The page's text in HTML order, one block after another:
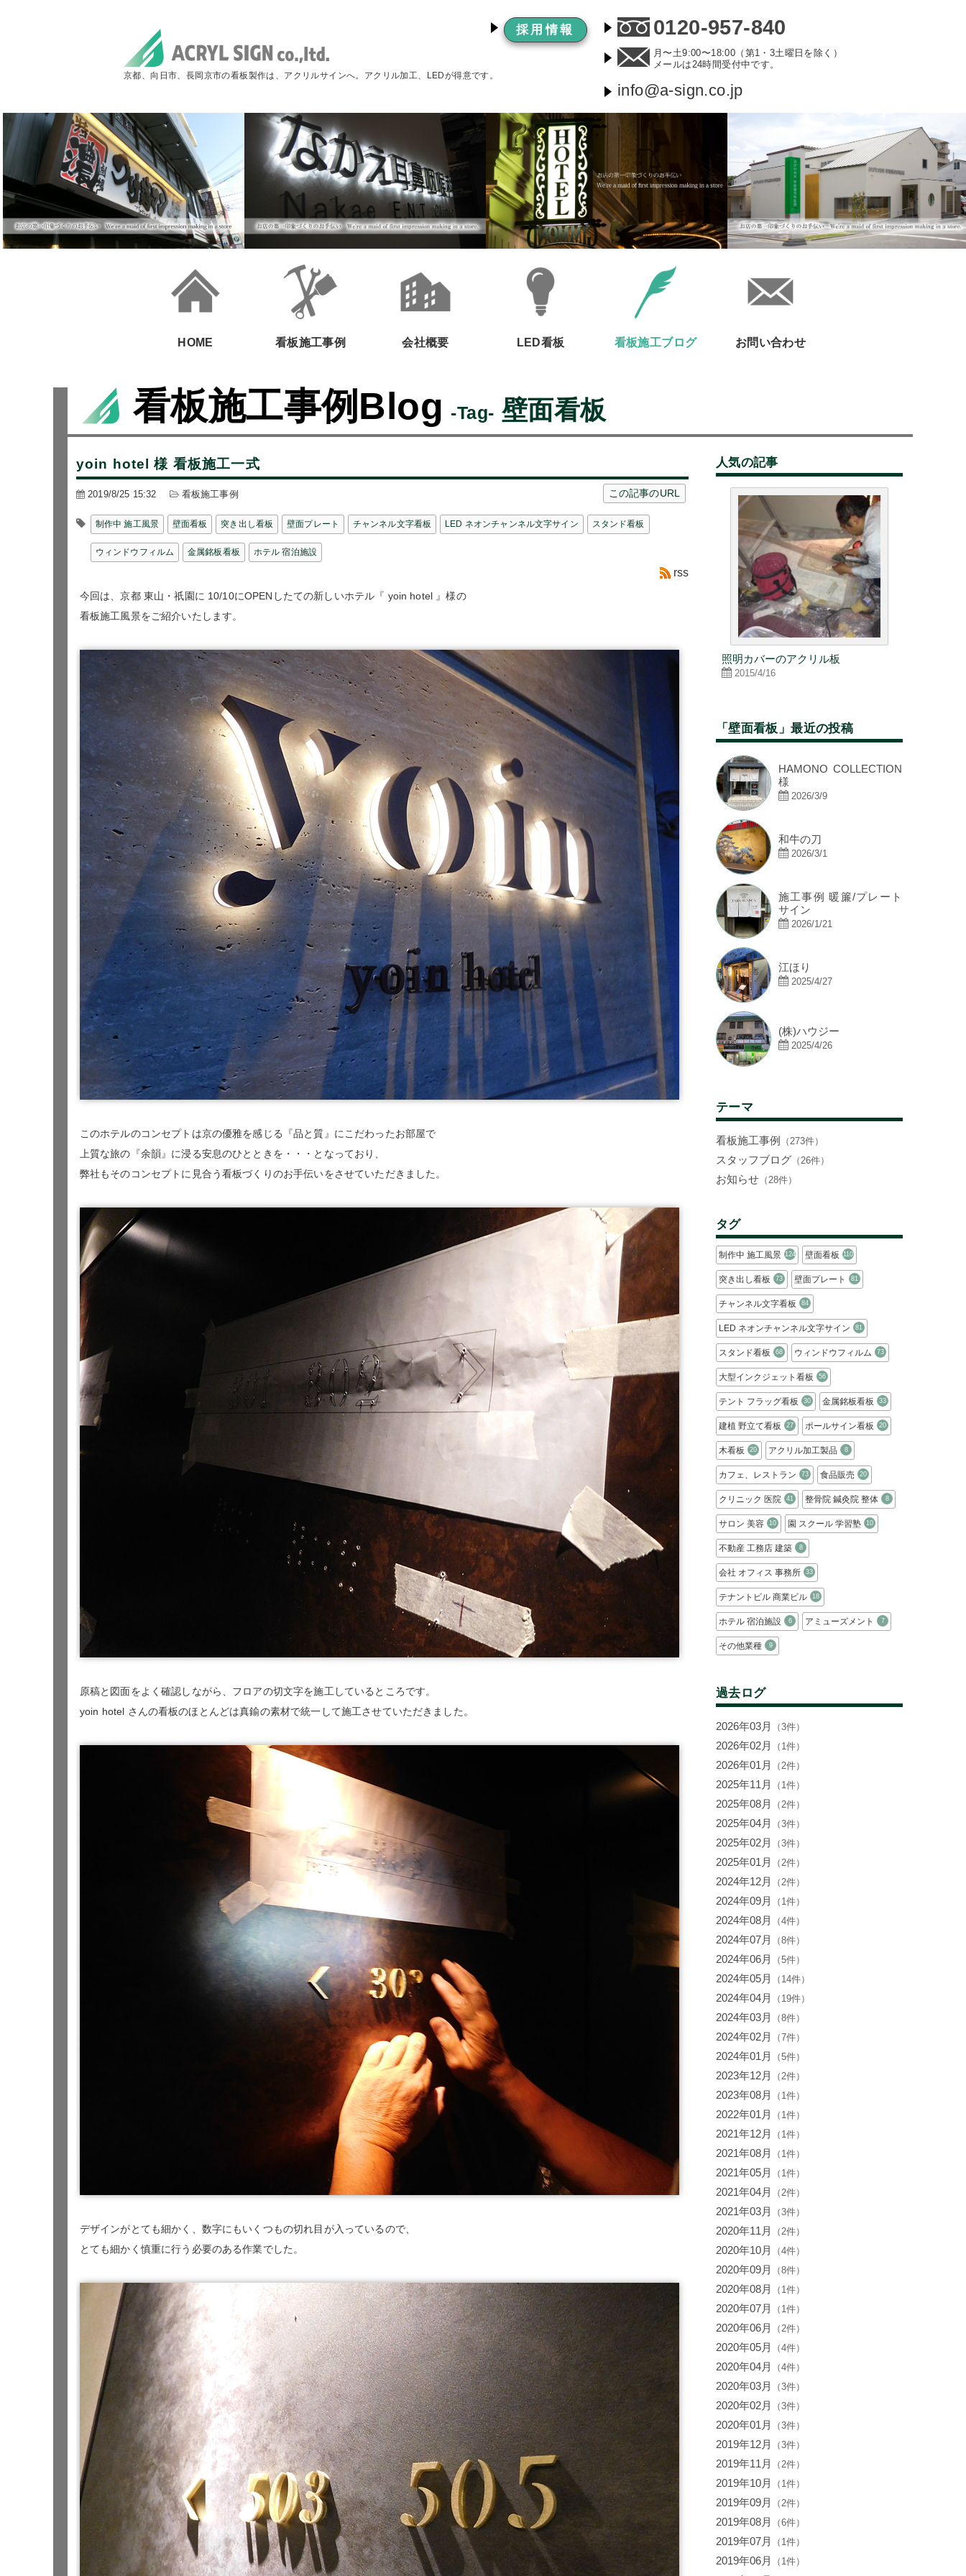
京都、向日市、長岡京市の看板製作は、アクリルサインへ。アクリル加工、LEDが得意です。
0120-957-840
月〜土9:00〜18:00（第1・3土曜日を除く）
メールは24時間受付中です。
info@a-sign.co.jp
採用情報
HOME 看板施工事例 会社概要 LED看板 看板施工ブログ お問い合わせ
看板施工事例Blog -Tag- 壁面看板
yoin hotel 様 看板施工一式
この記事のURL
2019/8/25 15:32 看板施工事例
制作中 施工風景 壁面看板 突き出し看板 壁面プレート チャンネル文字看板 LED ネオンチャンネル文字サイン スタンド看板
ウィンドウフィルム 金属銘板看板 ホテル 宿泊施設
rss
今回は、京都 東山・祇園に 10/10にOPENしたての新しいホテル『 yoin hotel 』様の
看板施工風景をご紹介いたします。
このホテルのコンセプトは京の優雅を感じる『品と質』にこだわったお部屋で
上質な旅の『余韻』に浸る安息のひとときを・・・となっており、
弊社もそのコンセプトに見合う看板づくりのお手伝いをさせていただきました。
原稿と図面をよく確認しながら、フロアの切文字を施工しているところです。
yoin hotel さんの看板のほとんどは真鍮の素材で統一して施工させていただきました。
デザインがとても細かく、数字にもいくつもの切れ目が入っているので、
とても細かく慎重に行う必要のある作業でした。
人気の記事
のじりホールさま 建植看板設置
2017/7/2
かい鍼灸整骨院 様 看板施工 照明カバーのアクリル板
2015/4/16
「壁面看板」最近の投稿
HAMONO COLLECTION
様
2026/3/9
和牛の刀
2026/3/1
施工事例 暖簾/プレート
サイン
2026/1/21
江ほり
2025/4/27
(株)ハウジー
2025/4/26
テーマ
看板施工事例 （273件）
スタッフブログ （26件）
お知らせ（28件）
タグ
制作中 施工風景 124 壁面看板 110
突き出し看板 73 壁面プレート 81
チャンネル文字看板 84
LED ネオンチャンネル文字サイン 81
スタンド看板 68 ウィンドウフィルム 73
大型インクジェット看板 56
テント フラッグ看板 30 金属銘板看板 33
建植 野立て看板 27 ポールサイン看板 20
木看板 20 アクリル加工製品 8
カフェ、レストラン 73 食品販売 20
クリニック 医院 41 整骨院 鍼灸院 整体 8
サロン 美容 10 園 スクール 学習塾 10
不動産 工務店 建築 8
会社 オフィス 事務所 33
テナントビル 商業ビル 18
ホテル 宿泊施設 6 アミューズメント 7
その他業種 9
過去ログ
2026年03月 （3件）
2026年02月 （1件）
2026年01月 （2件）
2025年11月 （1件）
2025年08月 （2件）
2025年04月 （3件）
2025年02月 （3件）
2025年01月 （2件）
2024年12月 （2件）
2024年09月 （1件）
2024年08月 （4件）
2024年07月 （8件）
2024年06月 （5件）
2024年05月 （14件）
2024年04月 （19件）
2024年03月 （8件）
2024年02月 （7件）
2024年01月 （5件）
2023年12月 （2件）
2023年08月 （1件）
2022年01月 （1件）
2021年12月 （1件）
2021年08月 （1件）
2021年05月 （1件）
2021年04月 （2件）
2021年03月 （3件）
2020年11月 （2件）
2020年10月 （4件）
2020年09月 （8件）
2020年08月 （1件）
2020年07月 （1件）
2020年06月 （2件）
2020年05月 （4件）
2020年04月 （4件）
2020年03月 （3件）
2020年02月 （3件）
2020年01月 （3件）
2019年12月 （3件）
2019年11月 （2件）
2019年10月 （1件）
2019年09月 （2件）
2019年08月 （6件）
2019年07月 （1件）
2019年06月 （1件）